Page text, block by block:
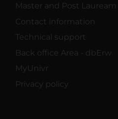
Master and Post Lauream
Contact information
Technical support
Back office Area - dbErw
MyUnivr
Privacy policy